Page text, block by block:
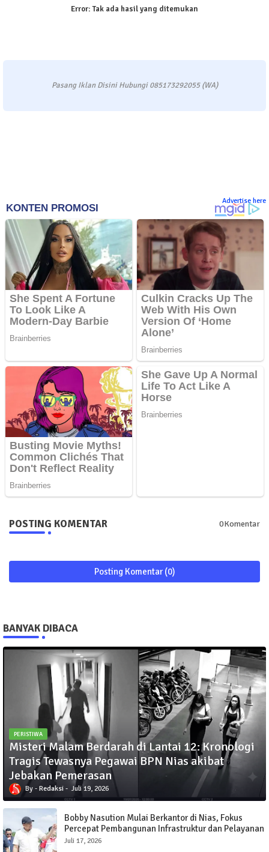
Error:Tak ada hasil yang ditemukan
Pasang Iklan Disini Hubungi 085173292055 (WA)
Advertise here
POSTING KOMENTAR 0Komentar
Posting Komentar (0)
BANYAK DIBACA
PERISTIWA
Misteri Malam Berdarah di Lantai 12: Kronologi
Tragis Tewasnya Pegawai BPN Nias akibat
Jebakan Pemerasan
Redaksi Juli 19, 2026
Bobby Nasution Mulai Berkantor di Nias, Fokus
Percepat Pembangunan Infrastruktur dan Pelayanan
Publik
Juli 17, 2026